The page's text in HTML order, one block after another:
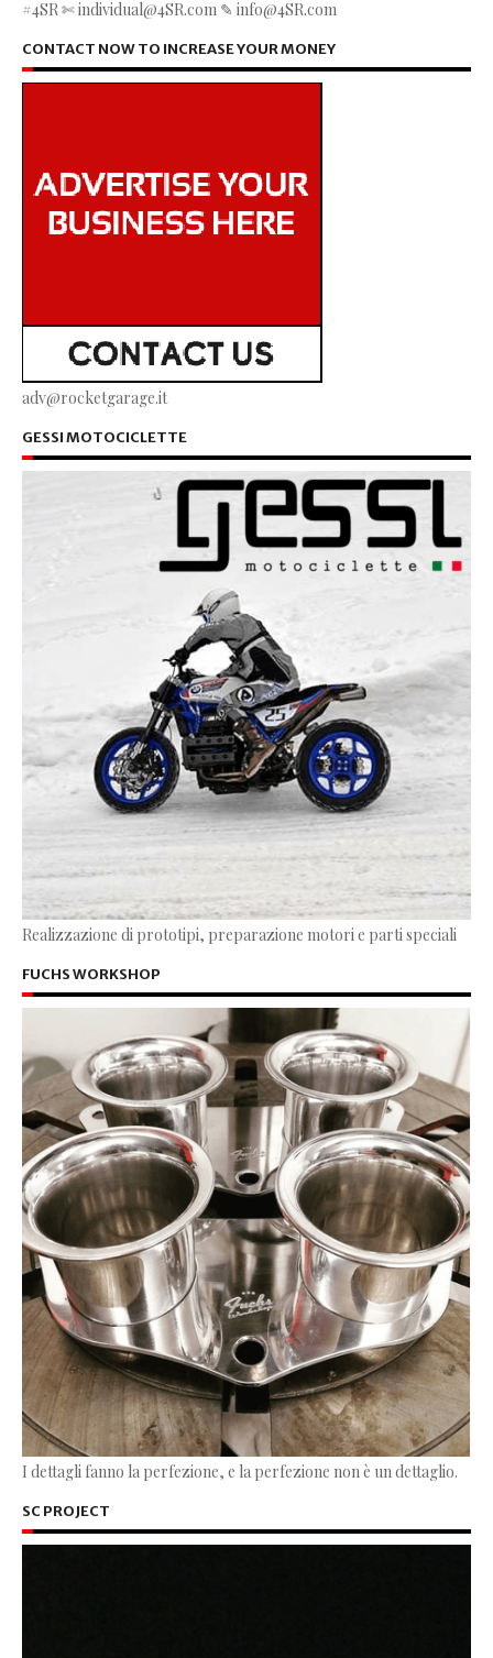
#4SR ✄ individual@4SR.com ✎ info@4SR.com
CONTACT NOW TO INCREASE YOUR MONEY
adv@rocketgarage.it
GESSI MOTOCICLETTE
Realizzazione di prototipi, preparazione motori e parti speciali
FUCHS WORKSHOP
I dettagli fanno la perfezione, e la perfezione non è un dettaglio.
SC PROJECT